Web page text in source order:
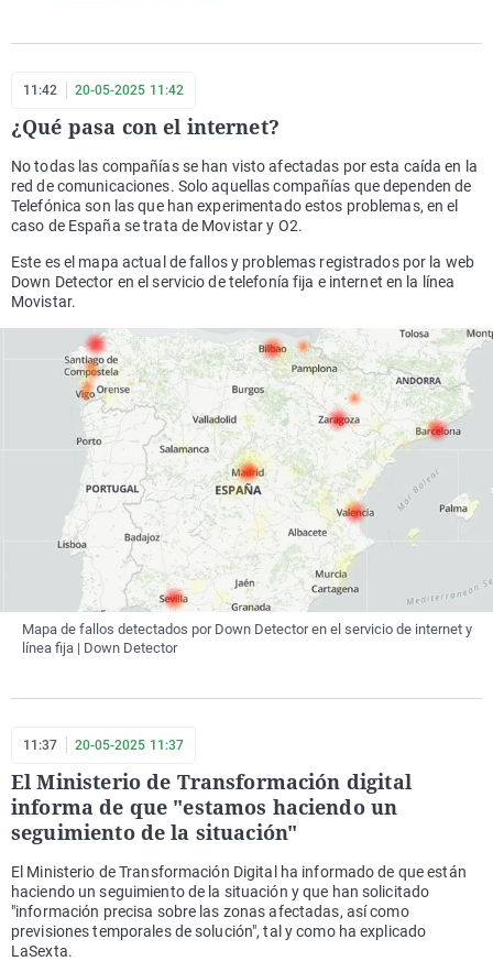
11:42 20-05-2025 11:42
¿Qué pasa con el internet?
No todas las compañías se han visto afectadas por esta caída en la
red de comunicaciones. Solo aquellas compañías que dependen de
Telefónica son las que han experimentado estos problemas, en el
caso de España se trata de Movistar y O2.
Este es el mapa actual de fallos y problemas registrados por la web
Down Detector en el servicio de telefonía fija e internet en la línea
Movistar.
Mapa de fallos detectados por Down Detector en el servicio de internet y
línea fija | Down Detector
11:37 20-05-2025 11:37
El Ministerio de Transformación digital
informa de que "estamos haciendo un
seguimiento de la situación"
El Ministerio de Transformación Digital ha informado de que están
haciendo un seguimiento de la situación y que han solicitado
"información precisa sobre las zonas afectadas, así como
previsiones temporales de solución", tal y como ha explicado
LaSexta.